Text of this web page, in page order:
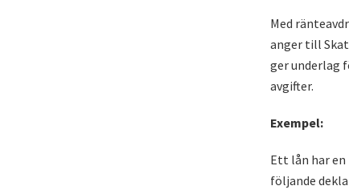
Med
anger till
ger underlag
avgifter.
Exempel:
Ett lån har en
följande